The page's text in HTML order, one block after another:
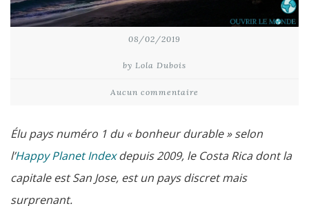
08/02/2019
by Lola Dubois
Aucun commentaire
Élu pays numéro 1 du « bonheur durable » selon
l’Happy Planet Indexdepuis 2009, le Costa Rica dont la
capitale est San Jose, est un pays discret mais
surprenant.